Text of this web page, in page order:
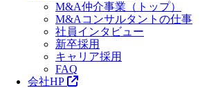
M&A仲介事業（トップ）
M&Aコンサルタントの仕事
社員インタビュー
新卒採用
キャリア採用
FAQ
会社HP